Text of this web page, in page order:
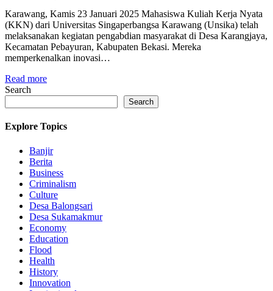
Karawang, Kamis 23 Januari 2025 Mahasiswa Kuliah Kerja Nyata
(KKN) dari Universitas Singaperbangsa Karawang (Unsika) telah
melaksanakan kegiatan pengabdian masyarakat di Desa Karangjaya,
Kecamatan Pebayuran, Kabupaten Bekasi. Mereka
memperkenalkan inovasi…
Read more
Search
Search
Explore Topics
Banjir
Berita
Business
Criminalism
Culture
Desa Balongsari
Desa Sukamakmur
Economy
Education
Flood
Health
History
Innovation